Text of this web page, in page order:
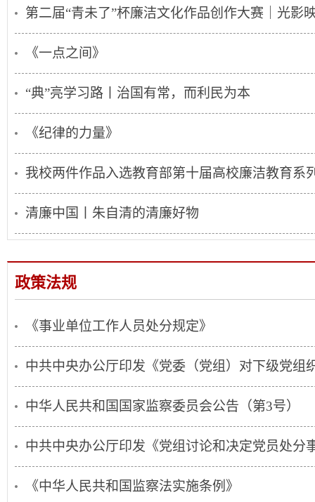
第二届“青未了”杯廉洁文化作品创作大赛｜光影
《一点之间》
“典”亮学习路丨治国有常，而利民为本
《纪律的力量》
我校两件作品入选教育部第十届高校廉洁教育系
清廉中国丨朱自清的清廉好物
政策法规
《事业单位工作人员处分规定》
中共中央办公厅印发《党委（党组）对下级党组
中华人民共和国国家监察委员会公告（第3号）
中共中央办公厅印发《党组讨论和决定党员处分
《中华人民共和国监察法实施条例》